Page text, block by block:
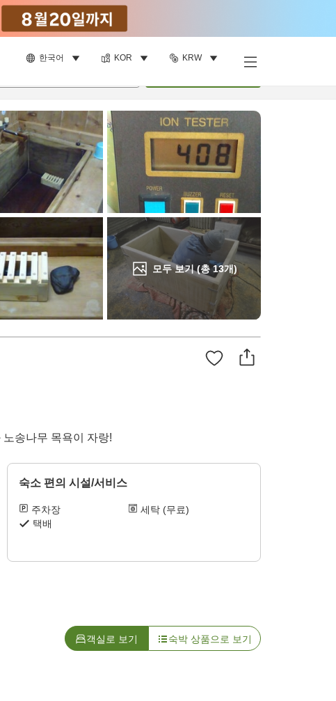
한국어 KOR KRW
모두 보기 (총13개)
송나무 목욕이 자랑!
숙소 편의 시설/서비스
주차장
세탁 (무료)
택배
객실로 보기 숙박 상품으로 보기